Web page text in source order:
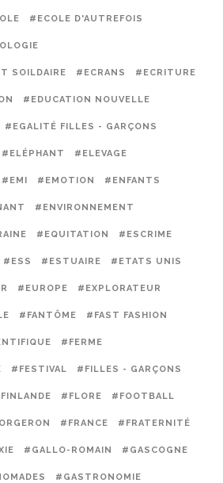
#ECOLE D'AUTREFOIS
SOILDAIRE #ECRANS #ECRITURE
#EDUCATION NOUVELLE
#EGALITÉ FILLES - GARÇONS
#ELÉPHANT #ELEVAGE
#EMI #EMOTION #ENFANTS
#ENVIRONNEMENT
#EQUITATION #ESCRIME
#ESS #ESTUAIRE #ETATS UNIS
#EUROPE #EXPLORATEUR
#FANTÔME #FAST FASHION
#FERME
#FESTIVAL #FILLES - GARÇONS
#FLORE #FOOTBALL
#FRANCE #FRATERNITÉ
#GALLO-ROMAIN #GASCOGNE
#GASTRONOMIE